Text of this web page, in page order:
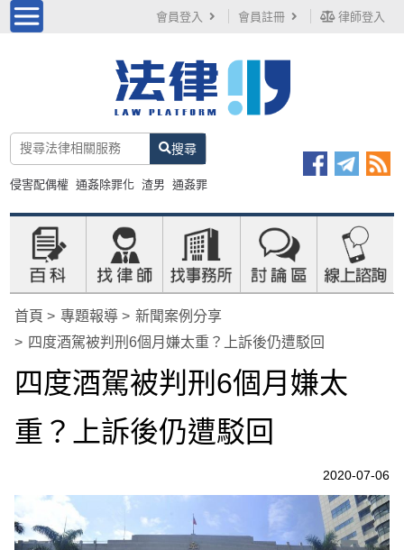
會員登入 會員註冊 律師登入
搜尋
侵害配偶權 通姦除罪化 渣男 通姦罪
首頁 專題報導
新聞案例分享
四度酒駕被判刑6個月嫌太重？上訴後仍遭駁回
四度酒駕被判刑6個月嫌太
重？上訴後仍遭駁回
2020-07-06